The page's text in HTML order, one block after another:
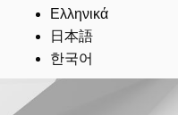
Ελληνικά
日本語
한국어